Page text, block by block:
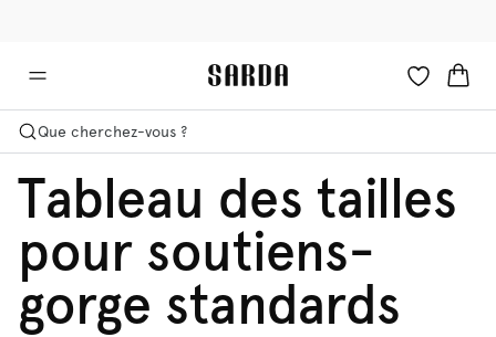
Que cherchez-vous ?
Tableau des tailles
pour soutiens-
gorge standards